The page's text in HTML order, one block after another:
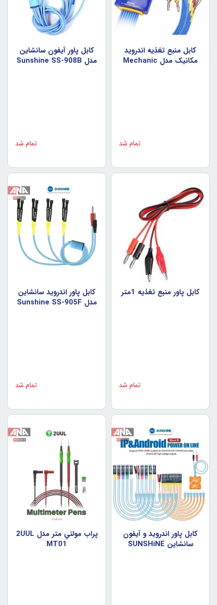
کابل منبع تغذيه اندرويد
مکانيک مدل Mechanic
تمام شد
کابل پاور آيفون سانشاين
مدل Sunshine SS-908B
تمام شد
کابل پاور منبع تغذيه 1متر
تمام شد
کابل پاور اندرويد سانشاين
مدل Sunshine SS-905F
تمام شد
کابل پاور اندرويد و آيفون
سانشاين SUNSHiNE
پراب مولتي متر مدل 2UUL
MT01